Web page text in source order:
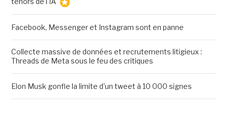
Facebook, Messenger et Instagram sont en panne
Collecte massive de données et recrutements litigieux :
Threads de Meta sous le feu des critiques
Elon Musk gonfle la limite d'un tweet à 10 000 signes